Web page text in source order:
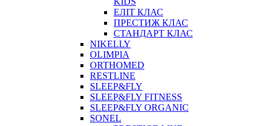
ЕЛІТ КЛАС
ПРЕСТИЖ КЛАС
СТАНДАРТ КЛАС
NIKELLY
OLIMPIA
ORTHOMED
RESTLINE
SLEEP&FLY
SLEEP&FLY FITNESS
SLEEP&FLY ORGANIC
SONEL